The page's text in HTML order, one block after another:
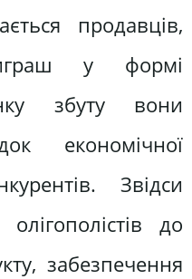
продавців,
у формі
збуту вони
економічної
Звідси
до
забезпечення